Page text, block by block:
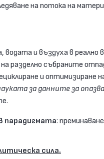
на потока на
и въздуха в реално
разделно събраните
и оптимизиране
за данните за
парадигмата:
сила.